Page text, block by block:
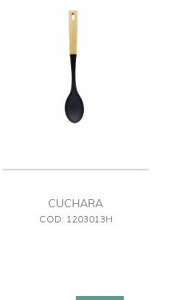
CUCHARA
COD: 1203013H